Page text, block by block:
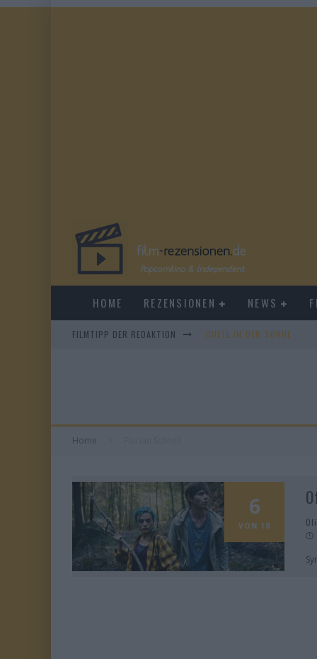
HOME REZENSIONEN NEWS
FILMTIPP DER REDAKTION DUELL IN DER SONNE
Home
6
VON 10